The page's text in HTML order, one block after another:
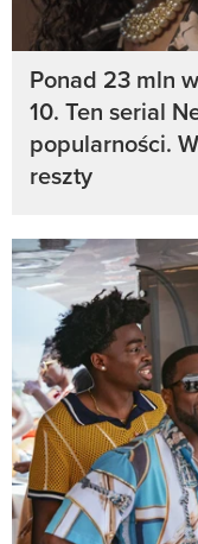
Ponad 23 mln
10. Ten serial
popularności.
reszty